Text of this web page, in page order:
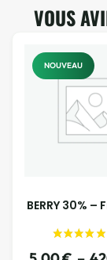
VOUS
NOUVEAU
BERRY 30% –